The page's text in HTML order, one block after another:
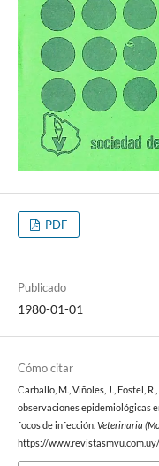
PDF
Publicado
1980-01-01
Cómo citar
Carballo, M., Viñoles, J., Fostel,
observaciones epidemiológicas
focos de infección. Veterinaria
https://